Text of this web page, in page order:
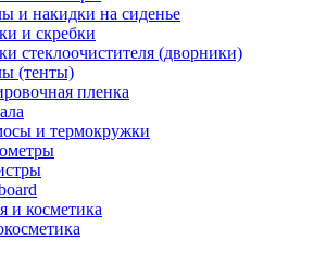
и накидки на сиденье
и скребки
стеклоочистителя (дворники)
(тенты)
пленка
и термокружки
и косметика